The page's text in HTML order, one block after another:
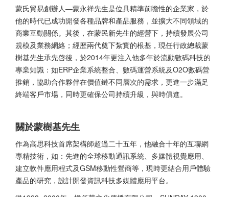
蒙氏貿易創辦人—蒙永祥先生是位具精準前瞻性的企業家，於
他的時代已成功開發各種品牌和產品服務，並擴大不同領域的
商業互動關係。其後，在蒙民新先生的經營下，持續發展公司
規模及業務網絡；經歷兩代奠下紮實的根基，現任行政總裁蒙
樹基先生承先啓後，於2014年更注入他多年於流動數碼科技的
專業知識：如ERP企業系統整合、數碼運營系統及O2O數碼營
推銷，協助合作夥伴在價值鏈不同層次的需求，更進一步滿足
終端客戶市場，同時更確保公司持續升級，與時俱進。
關於蒙樹基先生
作為高思科技首席架構師超過二十五年，他融合十年的互聯網
專精技術，如：先進的全球移動通訊系統、多媒體視覺應用、
建立軟件應用程式及GSM移動性營商等，現時更結合用戶體驗
產品的研究，設計開發資訊科技多媒體應用平台。